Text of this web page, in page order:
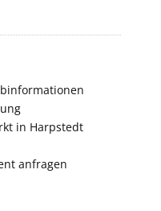
in Harpstedt
anfragen